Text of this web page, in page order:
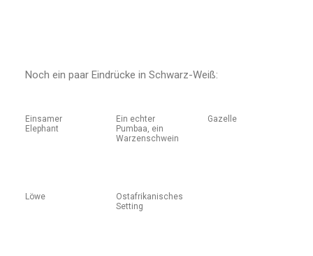
Noch ein paar Eindrücke in Schwarz-Weiß:
Einsamer
Elephant
Ein echter
Pumbaa, ein
Warzenschwein
Gazelle
Löwe
Ostafrikanisches
Setting